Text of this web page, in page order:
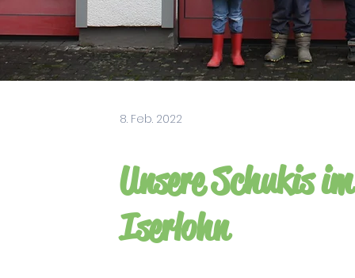
8. Feb. 2022
Unsere Schukis
Iserlohn